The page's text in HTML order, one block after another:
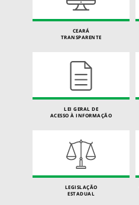
CEARÁ
TRANSPARENTE
LEI GERAL DE
ACESSO À INFORMAÇÃO
LEGISLAÇÃO
ESTADUAL